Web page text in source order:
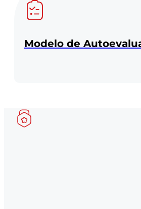
Modelo de